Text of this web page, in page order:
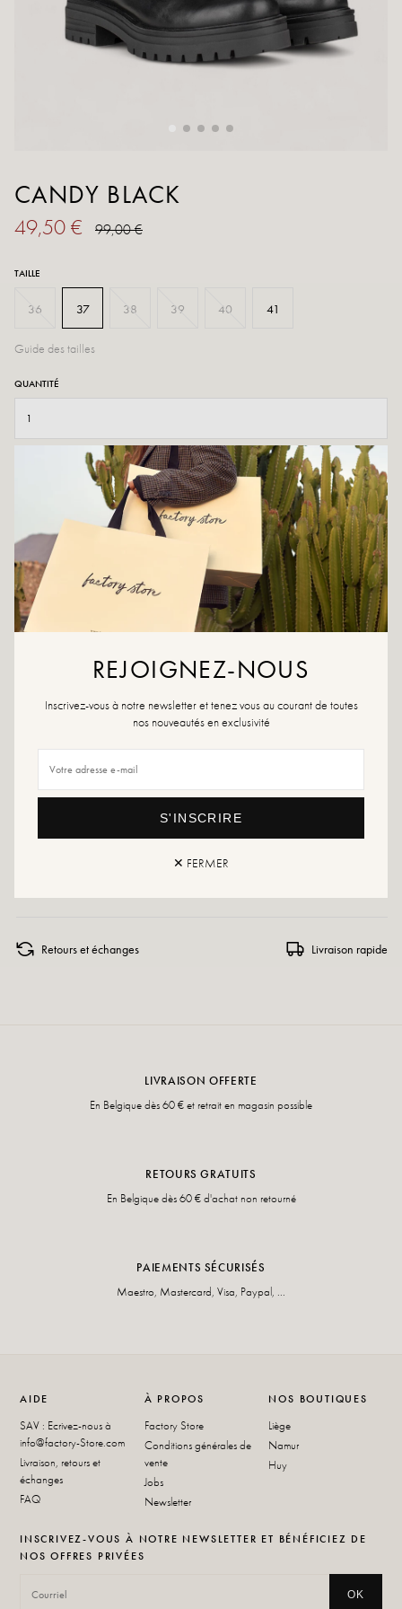
CANDY BLACK
49,50 € 99,00 €
TAILLE
36 37 38 39 40 41
Guide des tailles
QUANTITÉ
AJOUTER AU PANIER
AJOUTER À LA WISHLIST
La simplicité a du charme. Optez pour un look infaillible avec les
bottines Candy, à la fois sobres et élégantes! Ne résistez pas à ce
must-have pour votre garde-robe.
Matière extérieure : Cuir
Semelle intérieure: Cuir
Hauteur du talon : 4 cm
Hauteur du plateau : 2 cm
Conseils pointure : Pour ce modèle, choisissez votre pointure habituelle.
Conseils entretien : Nous vous conseillons d'imperméabiliser vos chaussures
Retours et échanges Livraison rapide
LIVRAISON OFFERTE
En Belgique dès 60 € et retrait en magasin possible
RETOURS GRATUITS
En Belgique dès 60 € d'achat non retourné
PAIEMENTS SÉCURISÉS
Maestro, Mastercard, Visa, Paypal, ...
AIDE
SAV : Ecrivez-nous à
info@factory-Store.com
Livraison, retours et
échanges
FAQ
À PROPOS
Factory Store
Conditions générales de
vente
Jobs
Newsletter
NOS BOUTIQUES
Liège
Namur
Huy
INSCRIVEZ-VOUS À NOTRE NEWSLETTER ET BÉNÉFICIEZ DE
NOS OFFRES PRIVÉES
OK
REJOIGNEZ-NOUS
Inscrivez-vous à notre newsletter et tenez vous au courant de toutes
nos nouveautés en exclusivité
S'INSCRIRE
✕ FERMER